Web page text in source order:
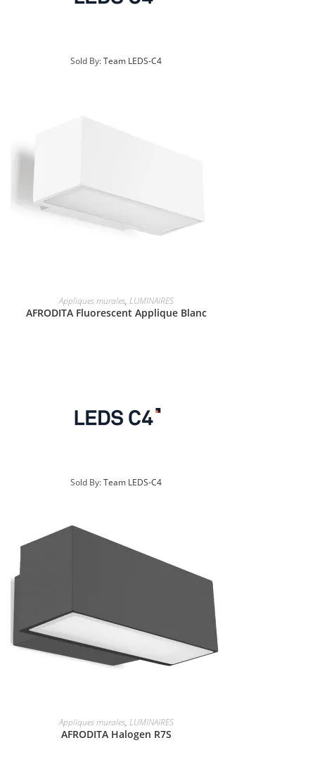
Sold By:Team LEDS-C4
Appliques murales, LUMINAIRES
AFRODITA Fluorescent Applique Blanc
Sold By:Team LEDS-C4
Appliques murales, LUMINAIRES
AFRODITA Halogen R7S